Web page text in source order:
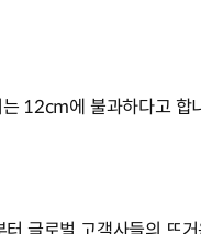
12cm에 불과하다고 합